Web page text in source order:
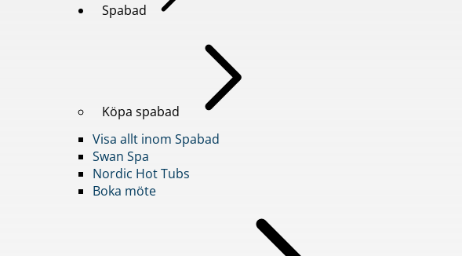
Spabad
Köpa spabad
Visa allt inom Spabad
Swan Spa
Nordic Hot Tubs
Boka möte